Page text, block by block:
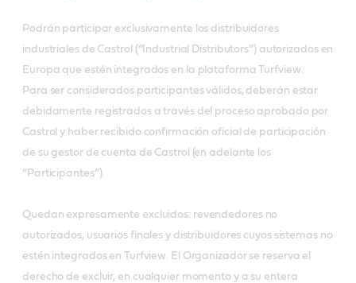
Podrán participar exclusivamente los distribuidores
industriales de Castrol (“Industrial Distributors”) autorizados en
Europa que estén integrados en la plataforma Turfview.
Para ser considerados participantes válidos, deberán estar
debidamente registrados a través del proceso aprobado por
Castrol y haber recibido confirmación oficial de participación
de su gestor de cuenta de Castrol (en adelante los
“Participantes”).
Quedan expresamente excluidos: revendedores no
autorizados, usuarios finales y distribuidores cuyos sistemas no
estén integrados en Turfview. El Organizador se reserva el
derecho de excluir, en cualquier momento y a su entera